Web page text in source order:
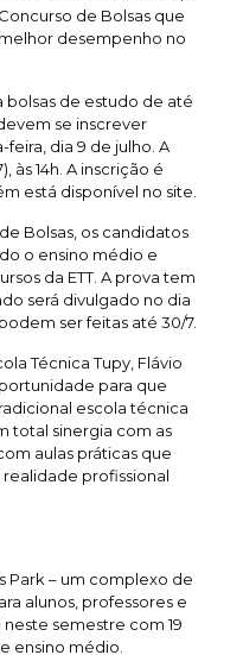
de Bolsas que
desempenho no
bolsas de estudo de até
se inscrever
dia 9 de julho. A
às 14h. A inscrição é
está disponível no site.
Bolsas, os candidatos
o ensino médio e
da ETT. A prova tem
será divulgado no dia
ser feitas até 30/7.
Técnica Tupy, Flávio
para que
escola técnica
total sinergia com as
aulas práticas que
realidade profissional
Park – um complexo de
alunos, professores e
semestre com 19
ensino médio.